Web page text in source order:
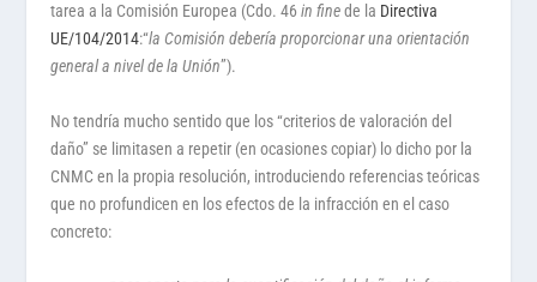
tarea a la Comisión Europea (Cdo. 46in finede la Directiva
UE/104/2014:“la Comisión debería proporcionar una orientación
general a nivel de la Unión”).
No tendría mucho sentido que los “criterios de valoración del
daño” se limitasen a repetir (en ocasiones copiar) lo dicho por la
CNMC en la propia resolución, introduciendo referencias teóricas
que no profundicen en los efectos de la infracción en el caso
concreto: